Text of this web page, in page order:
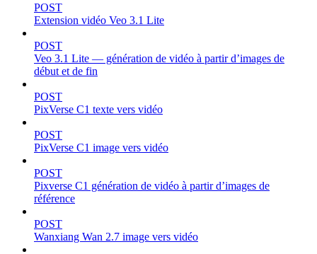
POST
Extension vidéo Veo 3.1 Lite
POST
Veo 3.1 Lite — génération de vidéo à partir d’images de
début et de fin
POST
PixVerse C1 texte vers vidéo
POST
PixVerse C1 image vers vidéo
POST
Pixverse C1 génération de vidéo à partir d’images de
référence
POST
Wanxiang Wan 2.7 image vers vidéo